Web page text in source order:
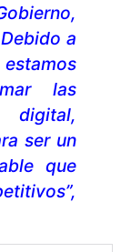
a
las
digital,
ser un
que